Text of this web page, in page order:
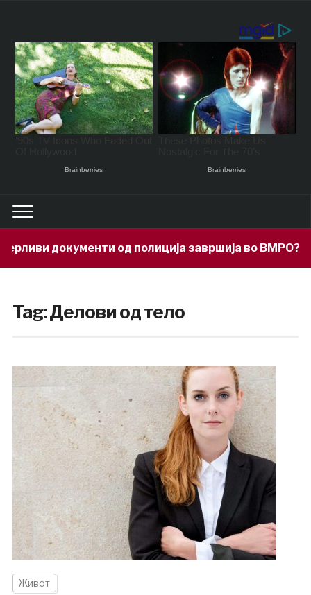
документи од полиција завршија во ВМРО?
Tag:Делови од тело
Живот